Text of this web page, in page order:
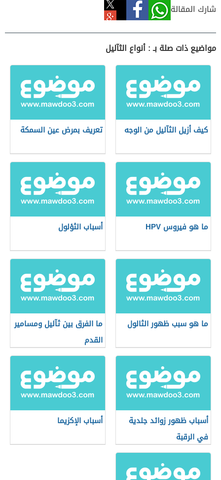
شارك المقالة
مواضيع ذات صلة بـ : أنواع الثآليل
كيف أزيل الثآليل من الوجه تعريف بمرض عين السمكة
ما هو فيروس HPV أسباب الثؤلول
ما هو سبب ظهور الثالول
ما الفرق بين ثآليل ومسامير
القدم
أسباب ظهور زوائد جلدية
في الرقبة
أسباب الإكزيما